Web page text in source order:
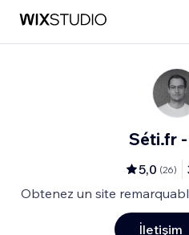
Séti.fr
5,0 (26)
Obtenez un site
İletişim